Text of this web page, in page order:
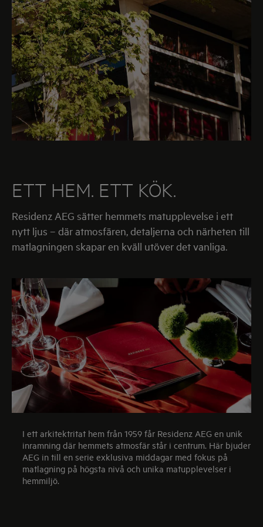
ETT HEM. ETT KÖK.
Residenz AEG sätter hemmets matupplevelse i ett
nytt ljus – där atmosfären, detaljerna och närheten till
matlagningen skapar en kväll utöver det vanliga.
I ett arkitektritat hem från 1959 får Residenz AEG en unik
inramning där hemmets atmosfär står i centrum. Här bjuder
AEG in till en serie exklusiva middagar med fokus på
matlagning på högsta nivå och unika matupplevelser i
hemmiljö.